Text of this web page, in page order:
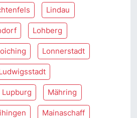
Lindau
Lohberg
Lonnerstadt
Lupburg Mähring
Mainaschaff